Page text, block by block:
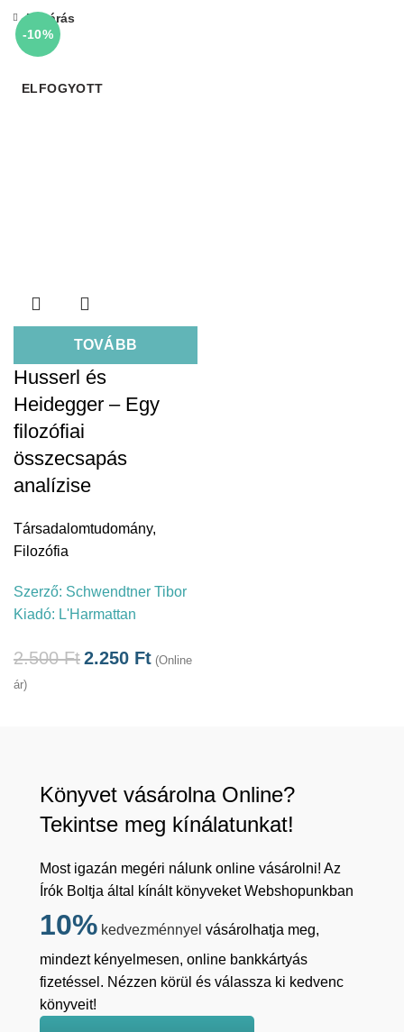
-10%
ELFOGYOTT
TOVÁBB
Bezárás
Husserl és
Heidegger – Egy
filozófiai
összecsapás
analízise
Társadalomtudomány,
Filozófia
Szerző: Schwendtner Tibor
Kiadó: L'Harmattan
2.500Ft2.250 Ft (Online
ár)
Könyvet vásárolna Online?
Tekintse meg kínálatunkat!
Most igazán megéri nálunk online vásárolni! Az
Írók Boltja által kínált könyveket Webshopunkban
10% kedvezménnyel vásárolhatja meg,
mindezt kényelmesen, online bankkártyás
fizetéssel. Nézzen körül és válassza ki kedvenc
könyveit!